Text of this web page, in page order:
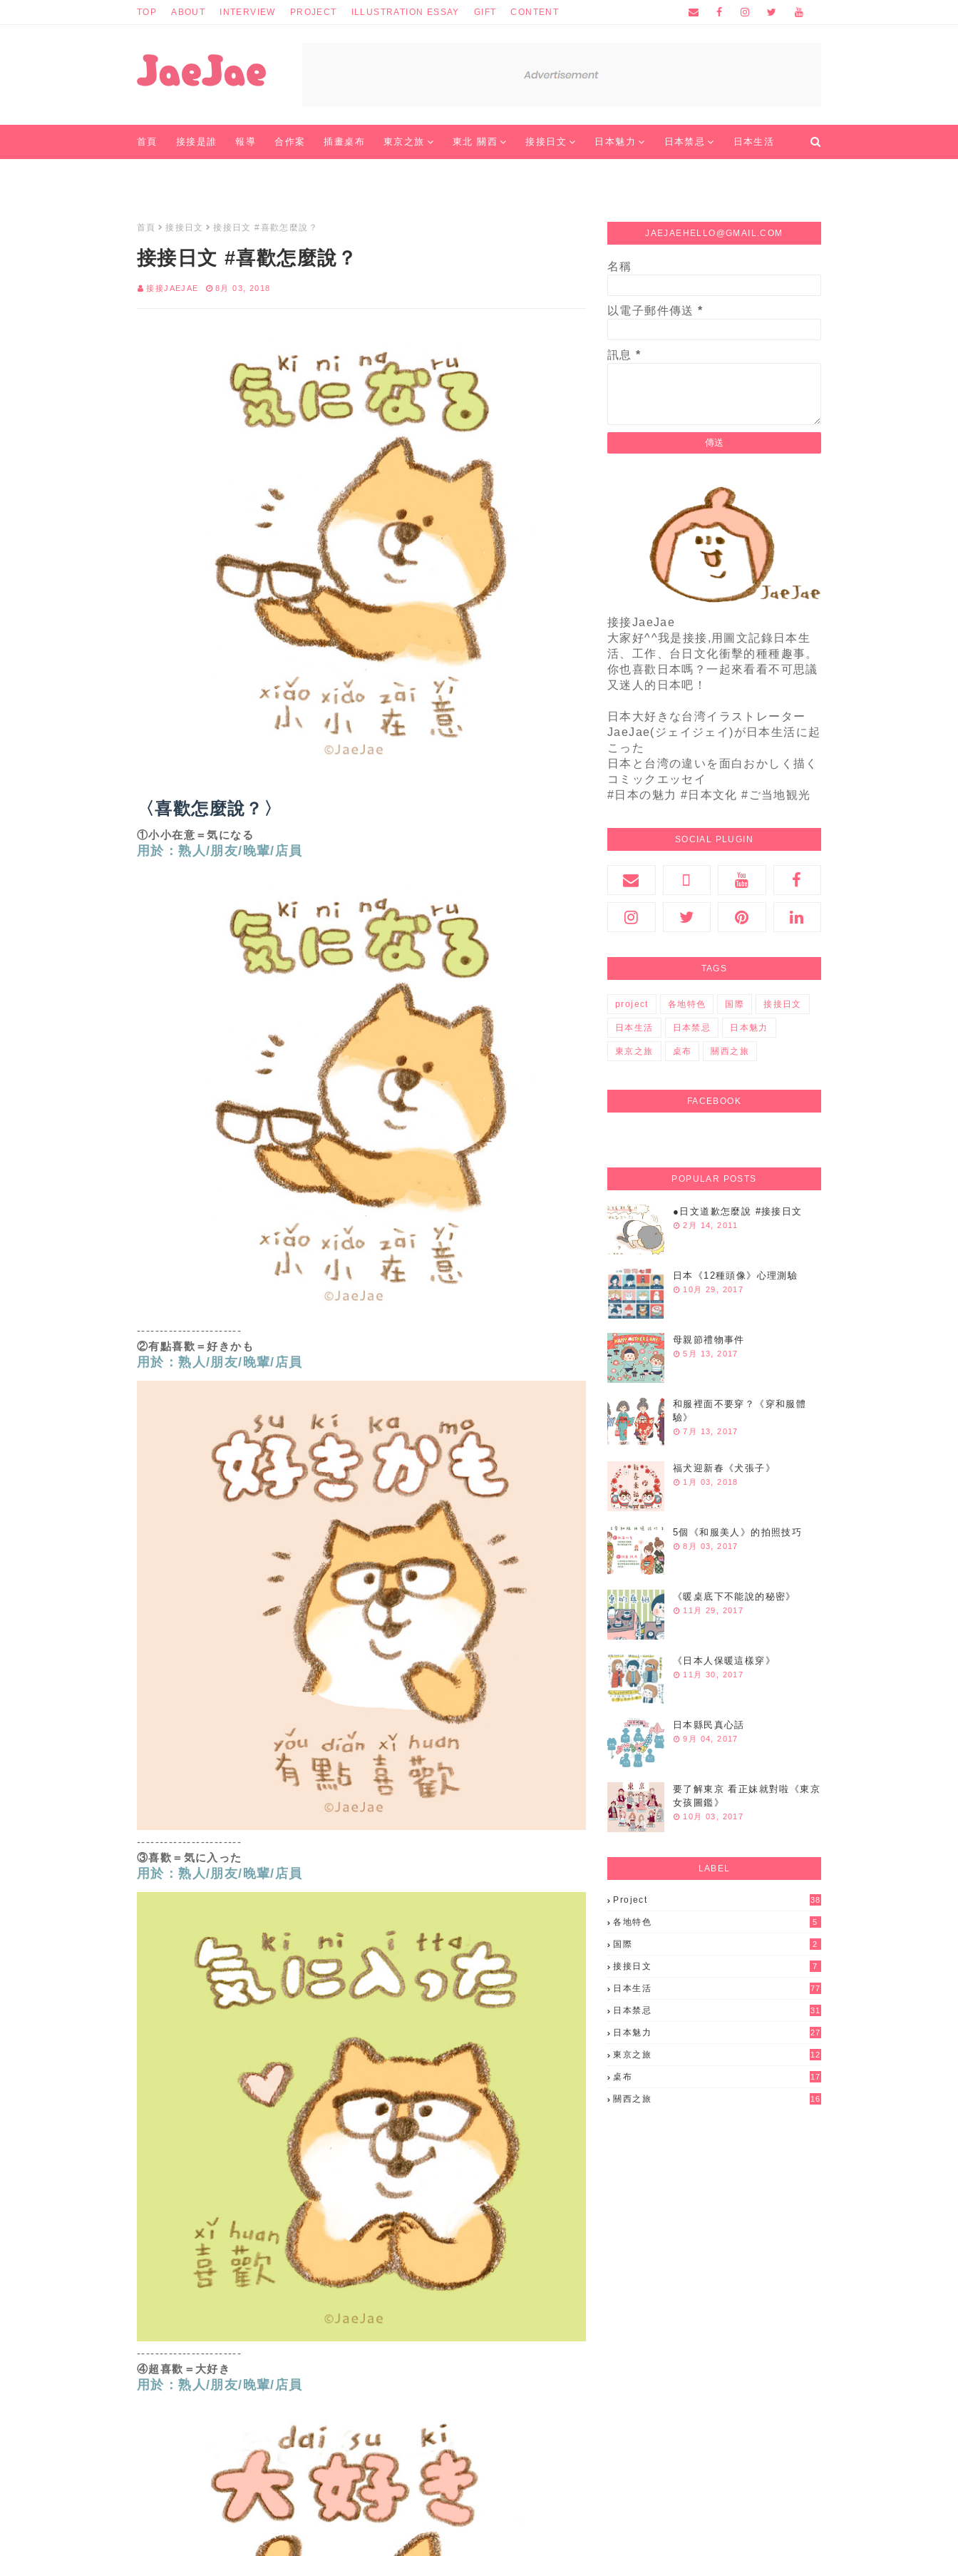
TOP ABOUT INTERVIEW PROJECT ILLUSTRATION ESSAY GIFT CONTENT
首頁 接接是誰 報導 合作案 插畫桌布 東京之旅 東北 關西 接接日文 日本魅力 日本禁忌 日本生活
首頁 接接日文 接接日文 #喜歡怎麼說？
接接日文 #喜歡怎麼說？
接接JAEJAE 8月 03, 2018
〈喜歡怎麼說？〉
①小小在意 ＝気になる
用於：熟人/朋友/晚輩/店員
-----------------------
②有點喜歡 ＝好きかも
用於：熟人/朋友/晚輩/店員
-----------------------
③喜歡 ＝気に入った
用於：熟人/朋友/晚輩/店員
-----------------------
④超喜歡 ＝大好き
用於：熟人/朋友/晚輩/店員
JAEJAEHELLO@GMAIL.COM
名稱
以電子郵件傳送*
訊息*
接接JaeJae
大家好^^我是接接,用圖文記錄日本生
活、工作、台日文化衝擊的種種趣事。
你也喜歡日本嗎？一起來看看不可思議
又迷人的日本吧！
日本大好きな台湾イラストレーター
JaeJae(ジェイジェイ)が日本生活に起
こった
日本と台湾の違いを面白おかしく描く
コミックエッセイ
#日本の魅力 #日本文化 #ご当地観光
SOCIAL PLUGIN
TAGS
project 各地特色 国際 接接日文
日本生活 日本禁忌 日本魅力
東京之旅 桌布 關西之旅
FACEBOOK
POPULAR POSTS
●日文道歉怎麼說 #接接日文
2月 14, 2011
日本《12種頭像》心理測驗
10月 29, 2017
母親節禮物事件
5月 13, 2017
和服裡面不要穿？《穿和服體
驗》
7月 13, 2017
福犬迎新春《犬張子》
1月 03, 2018
5個《和服美人》的拍照技巧
8月 03, 2017
《暖桌底下不能說的秘密》
11月 29, 2017
《日本人保暖這樣穿》
11月 30, 2017
日本縣民真心話
9月 04, 2017
要了解東京 看正妹就對啦《東京
女孩圖鑑》
10月 03, 2017
LABEL
Project 38
各地特色 5
国際 2
接接日文 7
日本生活 77
日本禁忌 31
日本魅力 27
東京之旅 12
桌布 17
關西之旅 16